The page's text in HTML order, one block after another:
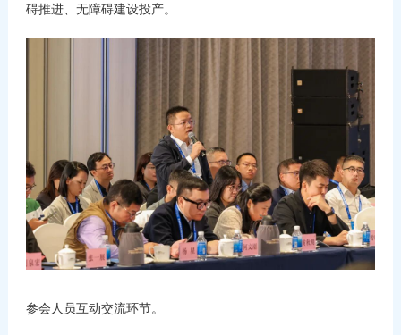
碍推进、无障碍建设投产。
参会人员互动交流环节。